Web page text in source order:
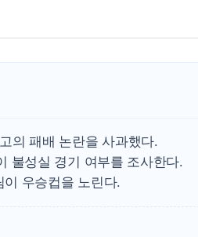
의 패배 논란을 사과했다.
불성실 경기 여부를 조사한다.
우승컵을 노린다.